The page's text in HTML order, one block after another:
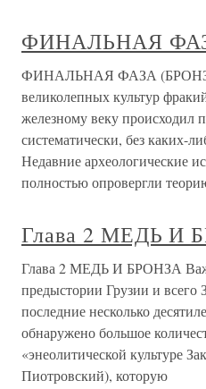
ФИНАЛЬНАЯ
ФИНАЛЬНАЯ ФАЗА
великолепных культур
железному веку происходил
систематически, без каких-
Недавние археологические
полностью опровергли
Глава 2 МЕДЬ И
Глава 2 МЕДЬ И БРОНЗА
предыстории Грузии и всего
последние несколько
обнаружено большое
«энеолитической культуре
Пиотровский), которую